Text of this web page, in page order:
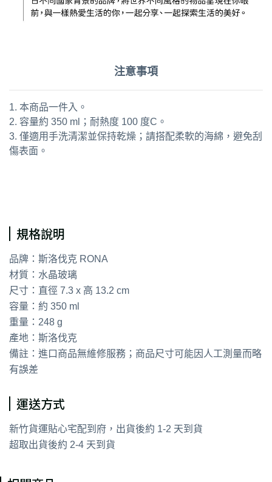
注意事項
1. 本商品一件入。
2. 容量約 350 ml；耐熱度 100 度C。
3. 僅適用手洗清潔並保持乾燥；請搭配柔軟的海綿，避免刮
傷表面。
規格說明
品牌：斯洛伐克 RONA
材質：水晶玻璃
尺寸：直徑 7.3 x 高 13.2 cm
容量：約 350 ml
重量：248 g
產地：斯洛伐克
備註：進口商品無維修服務；商品尺寸可能因人工測量而略
有誤差
運送方式
新竹貨運貼心宅配到府，出貨後約 1-2 天到貨
超取出貨後約 2-4 天到貨